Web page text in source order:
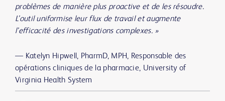
problèmes de manière plus proactive et de les résoudre.
L’outil uniformise leur flux de travail et augmente
l’efficacité des investigations complexes. »
— Katelyn Hipwell, PharmD, MPH, Responsable des
opérations cliniques de la pharmacie, University of
Virginia Health System